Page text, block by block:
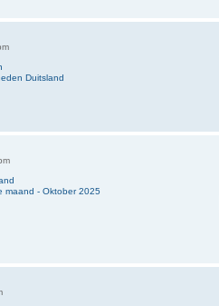
Duitsland
maand - Oktober 2025